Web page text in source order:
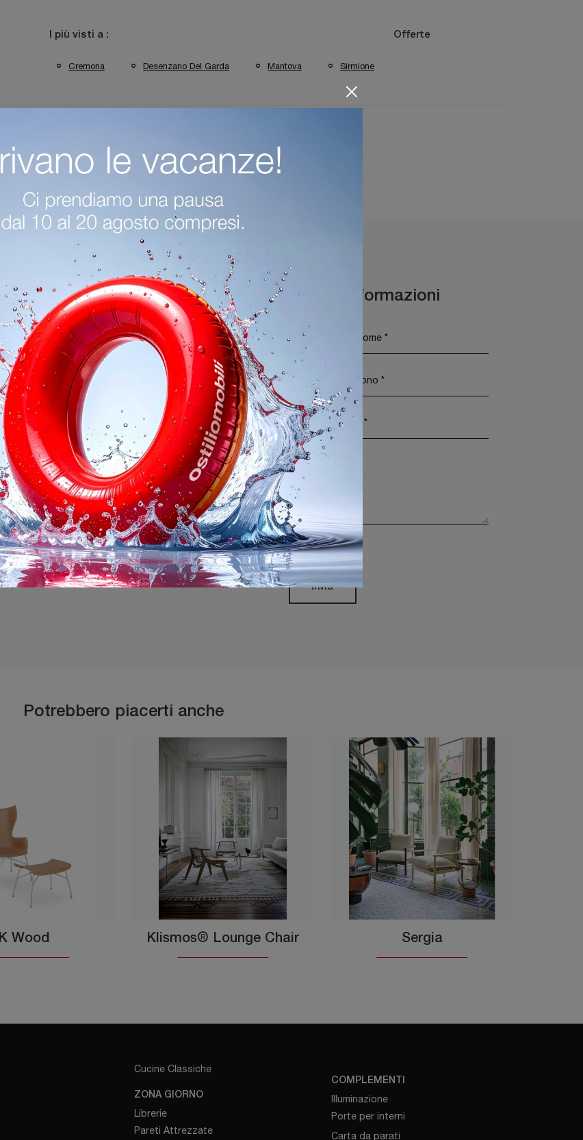
I più visti a :
Cremona Desenzano Del Garda Mantova Sirmione
Offerte
Richiedi Maggiori Informazioni
Ho preso visione dellaPrivacy Policy
Invia
Potrebbero piacerti anche
K Wood Klismos® Lounge Chair Sergia
Cucine Classiche
ZONA GIORNO
Librerie
Pareti Attrezzate
COMPLEMENTI
Illuminazione
Porte per interni
Carta da parati